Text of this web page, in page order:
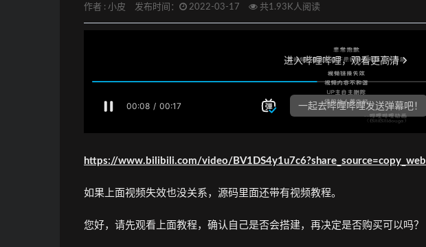
作者 : 小皮 发布时间： 2022-03-17 共1.93K人阅读
https://www.bilibili.com/video/BV1DS4y1u7c6?share_source=copy_web
如果上面视频失效也没关系，源码里面还带有视频教程。
您好，请先观看上面教程，确认自己是否会搭建，再决定是否购买可以吗？